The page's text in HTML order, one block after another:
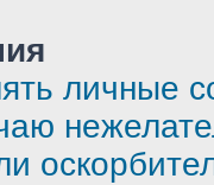
личные